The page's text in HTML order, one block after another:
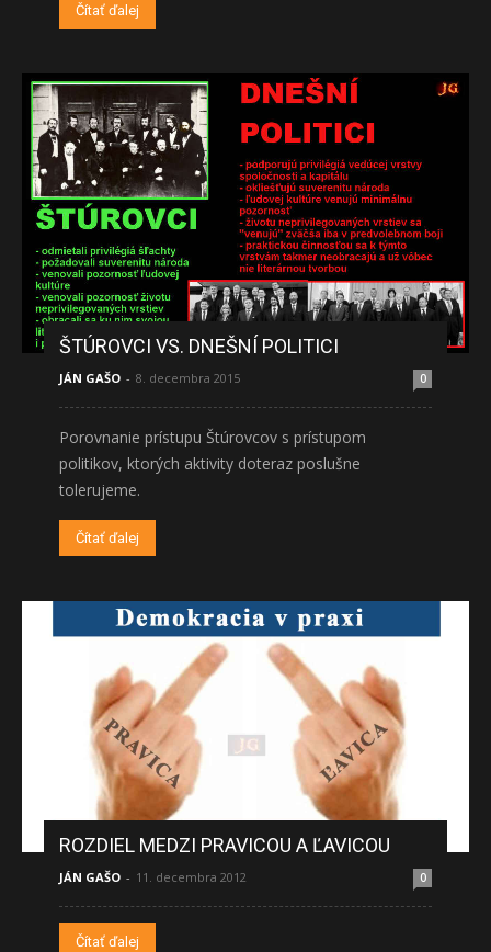
Čítať ďalej
ŠTÚROVCI VS. DNEŠNÍ POLITICI
JÁN GAŠO - 8. decembra 2015 0
Porovnanie prístupu Štúrovcov s prístupom
politikov, ktorých aktivity doteraz poslušne
tolerujeme.
Čítať ďalej
ROZDIEL MEDZI PRAVICOU A ĽAVICOU
JÁN GAŠO - 11. decembra 2012 0
Čítať ďalej